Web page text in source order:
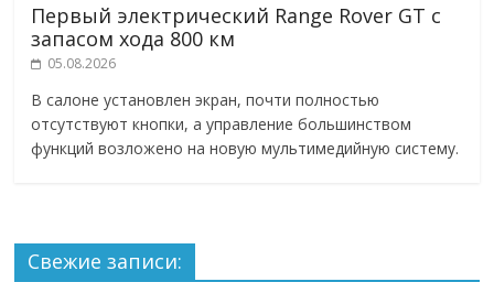
Первый электрический Range Rover GT с
запасом хода 800 км
05.08.2026
В салоне установлен экран, почти полностью
отсутствуют кнопки, а управление большинством
функций возложено на новую мультимедийную систему.
Свежие записи: